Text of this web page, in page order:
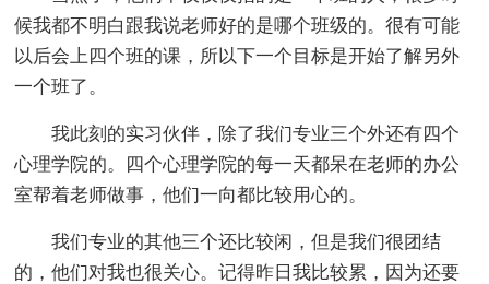
候我都不明白跟我说老师好的是哪个班级的。很有可能
以后会上四个班的课，所以下一个目标是开始了解另外
一个班了。
我此刻的实习伙伴，除了我们专业三个外还有四个
心理学院的。四个心理学院的每一天都呆在老师的办公
室帮着老师做事，他们一向都比较用心的。
我们专业的其他三个还比较闲，但是我们很团结
的，他们对我也很关心。记得昨日我比较累，因为还要